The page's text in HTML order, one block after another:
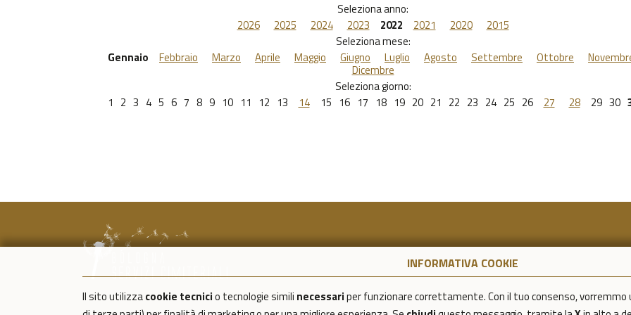
INFORMATIVA COOKIE
Il sito utilizzacookie tecnicio tecnologie simili necessariper funzionare correttamente. Con il tuo consenso, vorremmo
Seleziona anno:
2026
2025 2024 2023 2022 2021 2020
2015
Seleziona mese:
Gennaio
Febbraio Marzo Aprile Maggio Giugno Luglio Agosto Settembre Ottobre
Dicembre
Seleziona giorno:
1 2 3 4 5 6 7 8 9 10 11 12 13 14 15 16 17 18 19 20 21 22 23 24 25 26 27 28 29 30